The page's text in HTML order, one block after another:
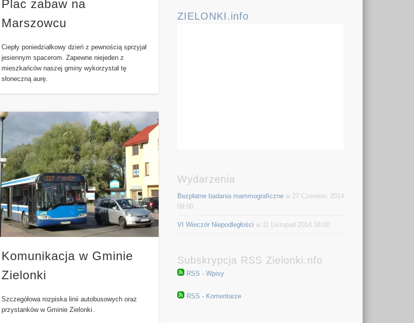
Plac zabaw na
Marszowcu
Ciepły poniedziałkowy dzień z pewnością sprzyjał
jesiennym spacerom. Zapewne niejeden z
mieszkańców naszej gminy wykorzystał tę
słoneczną aurę.
Komunikacja w Gminie
Zielonki
Szczegółowa rozpiska linii autobusowych oraz
przystanków w Gminie Zielonki.
ZIELONKI.info
Wydarzenia
Bezpłatne badania mammograficzne w 27 Czerwiec 2014
09:00
VI Wieczór Niepodległości w 11 Listopad 2014 18:00
Subskrypcja RSS Zielonki.nfo
RSS - Wpisy
RSS - Komentarze